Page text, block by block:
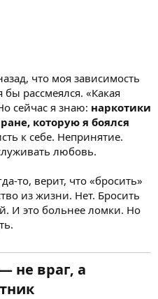
что моя зависимость
рассмеялся. «Какая
сейчас я знаю: наркотики
которую я боялся
к себе. Непринятие.
любовь.
то, верит, что «бросить»
из жизни. Нет. Бросить
И это больнее ломки. Но
не враг, а